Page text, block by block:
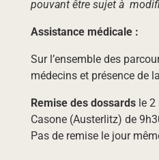
pouvant être sujet à
Assistance médicale :
Sur l’ensemble des
médecins et présence de
Remise des dossards le 2
Casone (Austerlitz) de
Pas de remise le jour